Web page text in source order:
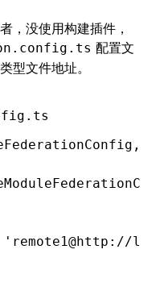
，没使用构建插件，
配置文
型文件地址。
,
'remote1@http://